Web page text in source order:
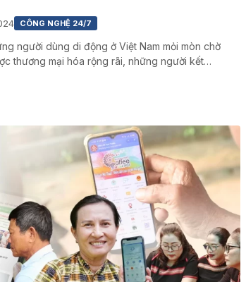
CÔNG NGHỆ 24/7
người dùng di động ở Việt Nam mỏi mòn chờ
thương mại hóa rộng rãi, những người kết…